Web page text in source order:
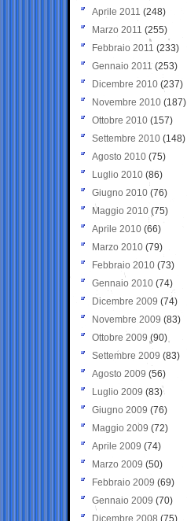
Aprile 2011 (248)
Marzo 2011 (255)
Febbraio 2011 (233)
Gennaio 2011 (253)
Dicembre 2010 (237)
Novembre 2010 (187)
Ottobre 2010 (157)
Settembre 2010 (148)
Agosto 2010 (75)
Luglio 2010 (86)
Giugno 2010 (76)
Maggio 2010 (75)
Aprile 2010 (66)
Marzo 2010 (79)
Febbraio 2010 (73)
Gennaio 2010 (74)
Dicembre 2009 (74)
Novembre 2009 (83)
Ottobre 2009 (90)
Settembre 2009 (83)
Agosto 2009 (56)
Luglio 2009 (83)
Giugno 2009 (76)
Maggio 2009 (72)
Aprile 2009 (74)
Marzo 2009 (50)
Febbraio 2009 (69)
Gennaio 2009 (70)
Dicembre 2008 (75)